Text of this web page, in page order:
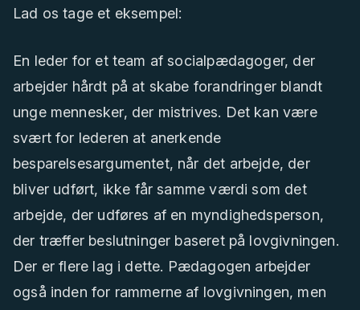
Lad os tage et eksempel:
En leder for et team af socialpædagoger, der
arbejder hårdt på at skabe forandringer blandt
unge mennesker, der mistrives. Det kan være
svært for lederen at anerkende
besparelsesargumentet, når det arbejde, der
bliver udført, ikke får samme værdi som det
arbejde, der udføres af en myndighedsperson,
der træffer beslutninger baseret på lovgivningen.
Der er flere lag i dette. Pædagogen arbejder
også inden for rammerne af lovgivningen, men